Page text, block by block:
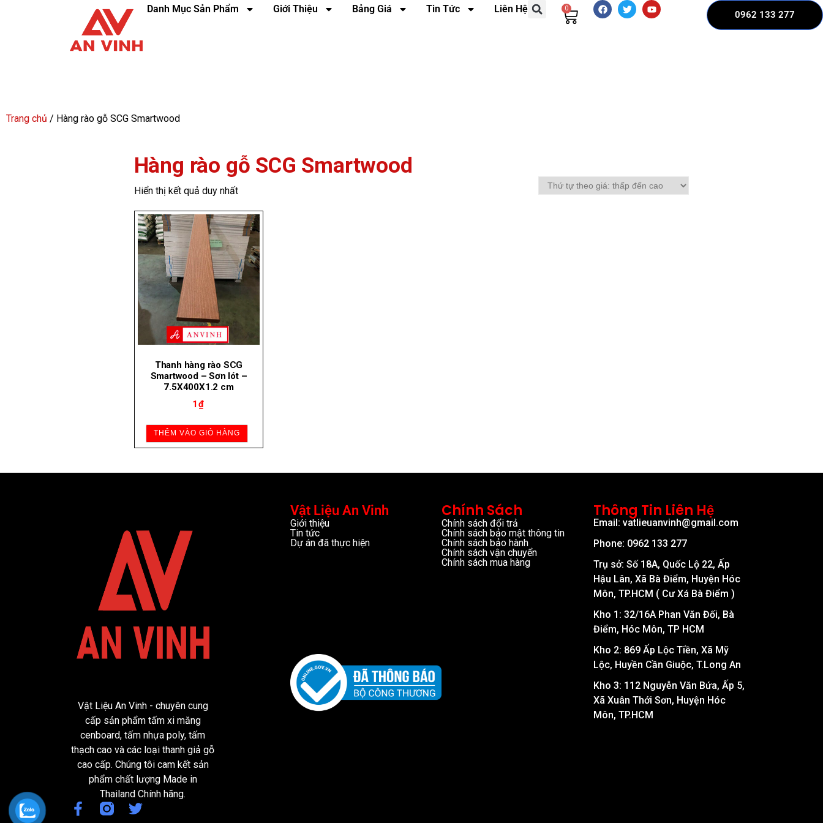
Danh Mục Sản Phẩm Giới Thiệu Bảng Giá Tin Tức Liên Hệ 0
0962 133 277
Trang chủ / Hàng rào gỗ SCG Smartwood
Hàng rào gỗ SCG Smartwood
Hiển thị kết quả duy nhất
Thanh hàng rào SCG
Smartwood – Sơn lót –
7.5X400X1.2 cm
1₫
THÊM VÀO GIỎ HÀNG
Vật Liệu An Vinh - chuyên cung
cấp sản phẩm tấm xi măng
cenboard, tấm nhựa poly, tấm
thạch cao và các loại thanh giả gỗ
cao cấp. Chúng tôi cam kết sản
phẩm chất lượng Made in
Thailand Chính hãng.
Vật Liệu An Vinh
Giới thiệu
Tin tức
Dự án đã thực hiện
Chính Sách
Chính sách đổi trả
Chính sách bảo mật thông tin
Chính sách bảo hành
Chính sách vận chuyển
Chính sách mua hàng
Thông Tin Liên Hệ
Email: vatlieuanvinh@gmail.com
Phone: 0962 133 277
Trụ sở: Số 18A, Quốc Lộ 22, Ấp
Hậu Lân, Xã Bà Điểm, Huyện Hóc
Môn, TP.HCM ( Cư Xá Bà Điểm )
Kho 1: 32/16A Phan Văn Đối, Bà
Điểm, Hóc Môn, TP HCM
Kho 2: 869 Ấp Lộc Tiền, Xã Mỹ
Lộc, Huyền Cần Giuộc, T.Long An
Kho 3: 112 Nguyễn Văn Bứa, Ấp 5,
Xã Xuân Thới Sơn, Huyện Hóc
Môn, TP.HCM